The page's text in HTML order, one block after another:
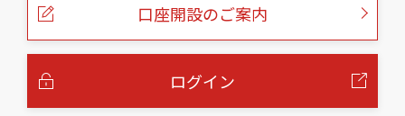
口座開設のご案内
ログイン